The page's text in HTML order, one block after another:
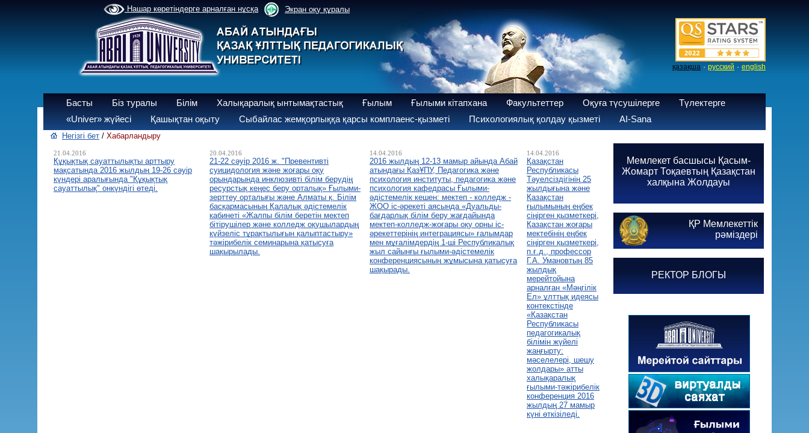
Нашар көретіндерге арналған нұсқа Экран оқу құралы
қазақша · русский · english
Басты Біз туралы Білім Халықаралық ынтымақтастық Ғылым Ғылыми кітапхана Факультеттер Оқуға түсушілерге
Түлектерге
«Univer» жүйесі
Қашықтан оқыту Сыбайлас жемқорлыққа қарсы комплаенс-қызметі Психологиялық қолдау қызметі AI-Sana
Негізгі бет / Хабарландыру
21.04.2016
Құқықтық сауаттылықты арттыру
мақсатында 2016 жылдың 19-26 сәуір
күндері аралығында "Құқықтық
сауаттылық" онкүндігі өтеді.
20.04.2016
21-22 сәуір 2016 ж. "Превентивті
суицидология және жоғары оқу
орындарында инклюзивті білім берудің
ресурстық кеңес беру орталық» Ғылыми-
зерттеу орталығы және Алматы қ. Білім
басқармасының Қалалық әдістемелік
кабинеті «Жалпы білім беретін мектеп
бітірушілер және колледж оқушылардың
күйзеліс тұрақтылығын қалыптастыру»
тәжірибелік семинарына қатысуға
шақырылады.
14.04.2016
2016 жылдың 12-13 мамыр айында Абай
атындағы ҚазҰПУ, Педагогика және
психология институты, педагогика және
психология кафедрасы Ғылыми-
әдістемелік кешен: мектеп - колледж -
ЖОО іс-әрекеті аясында «Дуальды-
бағдарлық білім беру жағдайында
мектеп-колледж-жоғары оқу орны іс-
әрекеттерінің интеграциясы» ғалымдар
мен мұғалімдердің 1-ші Республикалық
жыл сайынғы ғылыми-әдістемелік
конференциясының жұмысына қатысуға
шақырады.
14.04.2016
Қазақстан
Республикасы
Тәуелсіздігінің 25
жылдығына және
Қазақстан
ғылымының еңбек
сіңірген қызметкері,
Қазақстан жоғары
мектебінің еңбек
сіңірген қызметкері,
п.ғ.д., профессор
Г.А. Умановтың 85
жылдық
мерейтойына
арналған «Мәңгілік
Ел» ұлттық идеясы
контекстінде
«Қазақстан
Республикасы
педагогикалық
білімін жүйелі
жаңғырту:
мәселелері, шешу
жолдары» атты
халықаралық
ғылыми-тәжірибелік
конференция 2016
жылдың 27 мамыр
күні өткізіледі.
Мемлекет басшысы Қасым-
Жомарт Тоқаевтың Қазақстан
халқына Жолдауы
ҚР Мемлекеттік
рәміздері
РЕКТОР БЛОГЫ